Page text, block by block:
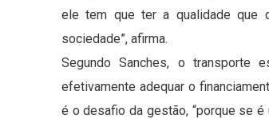
ele tem que ter a qualidade que
sociedade”, afirma.
Segundo Sanches, o transporte
efetivamente adequar o
é o desafio da gestão, “porque se